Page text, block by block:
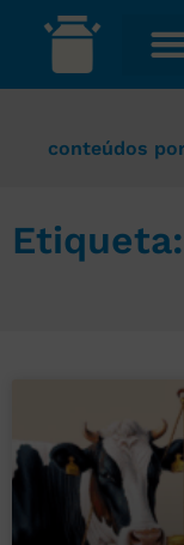
conteúdos